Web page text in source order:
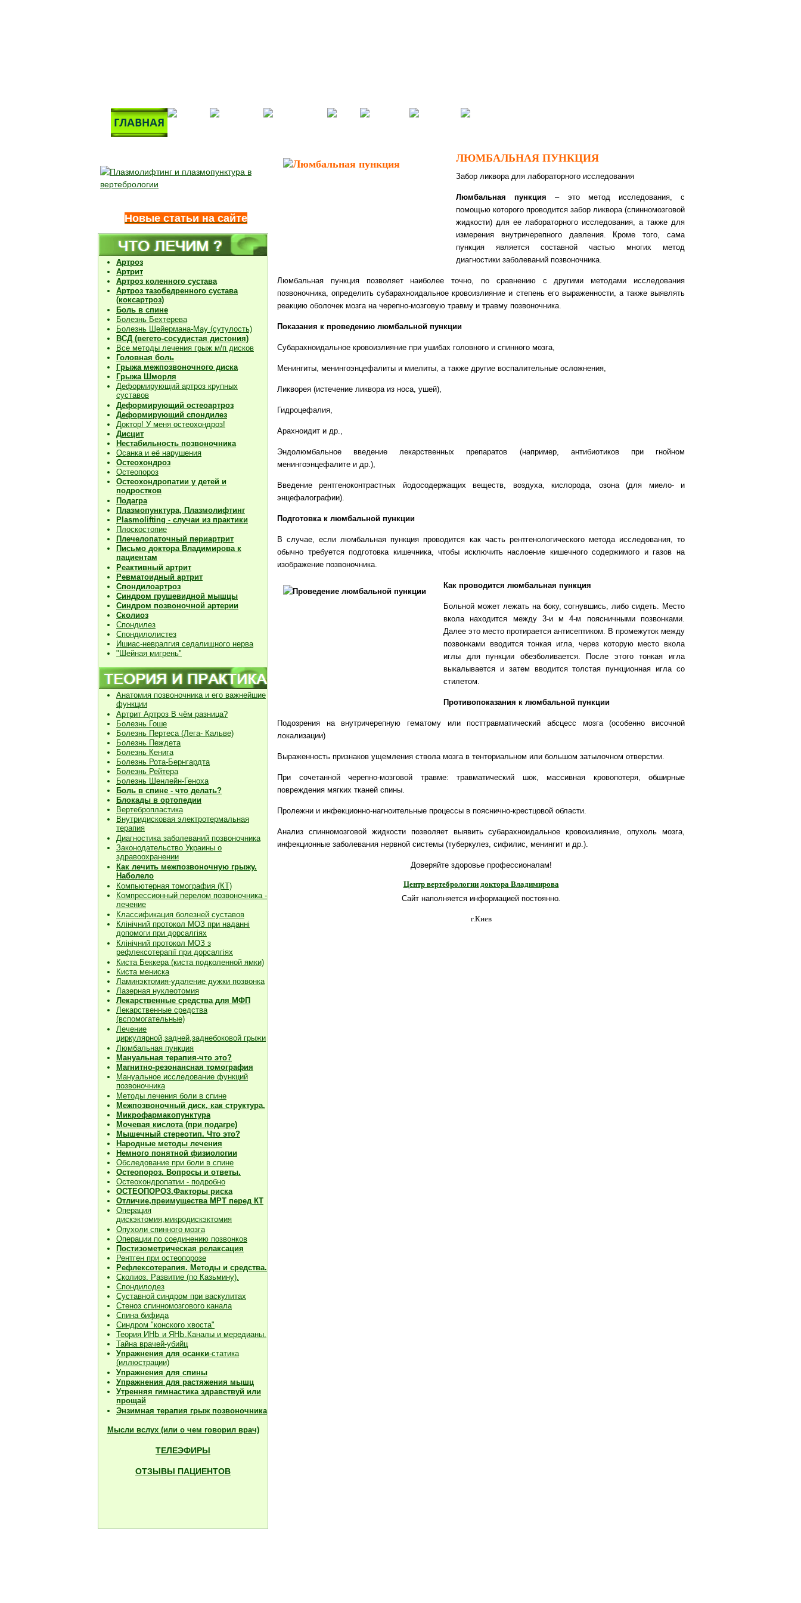
Новые статьи на сайте
Артроз
Артрит
Артроз коленного сустава
Артроз тазобедренного сустава
(коксартроз)
Боль в спине
Болезнь Бехтерева
Болезнь Шейермана-Мау (сутулость)
ВСД (вегето-сосудистая дистония)
Все методы лечения грыж м/п дисков
Головная боль
Грыжа межпозвоночного диска
Грыжа Шморля
Деформирующий артроз крупных
суставов
Деформирующий остеоартроз
Деформирующий спондилез
Доктор! У меня остеохондроз!
Дисцит
Нестабильность позвоночника
Осанка и её нарушения
Остеохондроз
Остеопороз
Остеохондропатии у детей и
подростков
Подагра
Плазмопунктура, Плазмолифтинг
Plasmolifting - случаи из практики
Плоскостопие
Плечелопаточный периартрит
Письмо доктора Владимирова к
пациентам
Реактивный артрит
Ревматоидный артрит
Спондилоартроз
Синдром грушевидной мышцы
Синдром позвоночной артерии
Сколиоз
Спондилез
Спондилолистез
Ишиас-невралгия седалищного нерва
"Шейная мигрень"
Анатомия позвоночника и его важнейшие
функции
Артрит Артроз В чём разница?
Болезнь Гоше
Болезнь Пертеса (Лега- Кальве)
Болезнь Пеждета
Болезнь Кенига
Болезнь Рота-Бернгардта
Болезнь Рейтера
Болезнь Шенлейн-Геноха
Боль в спине - что делать?
Блокады в ортопедии
Вертебропластика
Внутридисковая электротермальная
терапия
Диагностика заболеваний позвоночника
Законодательство Украины о
здравоохранении
Как лечить межпозвоночную грыжу.
Наболело
Компьютерная томография (КТ)
Компрессионный перелом позвоночника -
лечение
Классификация болезней суставов
Клiнiчний протокол МОЗ при наданнi
допомоги при дорсалгiях
Клiнiчний протокол МОЗ з
рефлексотерапiї при дорсалгіях
Киста Беккера (киста подколенной ямки)
Киста мениска
Ламинэктомия-удаление дужки позвонка
Лазерная нуклеотомия
Лекарственные средства для МФП
Лекарственные средства
(вспомогательные)
Лечение
циркулярной,задней,заднебоковой грыжи
Люмбальная пункция
Мануальная терапия-что это?
Магнитно-резонансная томография
Мануальное исследование функций
позвоночника
Методы лечения боли в спине
Межпозвоночный диск, как структура.
Микрофармакопунктура
Мочевая кислота (при подагре)
Мышечный стереотип. Что это?
Народные методы лечения
Немного понятной физиологии
Обследование при боли в спине
Остеопороз. Вопросы и ответы.
Остеохондропатии - подробно
ОСТЕОПОРОЗ.Факторы риска
Отличие,преимущества МРТ перед КТ
Операция
дискэктомия,микродискэктомия
Опухоли спинного мозга
Операции по соединению позвонков
Постизометрическая релаксация
Рентген при остеопорозе
Рефлексотерапия. Методы и средства.
Сколиоз. Развитие (по Казьмину).
Спондилодез
Суставной синдром при васкулитах
Стеноз спинномозгового канала
Спина бифида
Синдром "конского хвоста"
Теория ИНЬ и ЯНЬ.Каналы и мередианы.
Тайна врачей-убийц
Упражнения для осанки-статика
(иллюстрации)
Упражнения для спины
Упражнения для растяжения мышц
Утренняя гимнастика здравствуй или
прощай
Энзимная терапия грыж позвоночника
Мысли вслух (или о чем говорил врач)
ТЕЛЕЭФИРЫ
ОТЗЫВЫ ПАЦИЕНТОВ
ЛЮМБАЛЬНАЯ ПУНКЦИЯ
Забор ликвора для лабораторного исследования
Люмбальная пункция– это метод исследования, с
помощью которого проводится забор ликвора (спинномозговой
жидкости) для ее лабораторного исследования, а также для
измерения внутричерепного давления. Кроме того, сама
пункция является составной частью многих метод
диагностики заболеваний позвоночника.
Люмбальная пункция позволяет наиболее точно, по сравнению с другими методами исследования
позвоночника, определить субарахноидальное кровоизлияние и степень его выраженности, а также выявлять
реакцию оболочек мозга на черепно-мозговую травму и травму позвоночника.
Показания к проведению люмбальной пункции
Субарахноидальное кровоизлияние при ушибах головного и спинного мозга,
Менингиты, менингоэнцефалиты и миелиты, а также другие воспалительные осложнения,
Ликворея (истечение ликвора из носа, ушей),
Гидроцефалия,
Арахноидит и др.,
Эндолюмбальное введение лекарственных препаратов (например, антибиотиков при гнойном
менингоэнцефалите и др.),
Введение рентгеноконтрастных йодосодержащих веществ, воздуха, кислорода, озона (для миело- и
энцефалографии).
Подготовка к люмбальной пункции
В случае, если люмбальная пункция проводится как часть рентгенологического метода исследования, то
обычно требуется подготовка кишечника, чтобы исключить наслоение кишечного содержимого и газов на
изображение позвоночника.
Как проводится люмбальная пункция
Больной может лежать на боку, согнувшись, либо сидеть. Место
вкола находится между 3-и м 4-м поясничными позвонками.
Далее это место протирается антисептиком. В промежуток между
позвонками вводится тонкая игла, через которую место вкола
иглы для пункции обезболивается. После этого тонкая игла
выкалывается и затем вводится толстая пункционная игла со
стилетом.
Противопоказания к люмбальной пункции
Подозрения на внутричерепную гематому или посттравматический абсцесс мозга (особенно височной
локализации)
Выраженность признаков ущемления ствола мозга в тенториальном или большом затылочном отверстии.
При сочетанной черепно-мозговой травме: травматический шок, массивная кровопотеря, обширные
повреждения мягких тканей спины.
Пролежни и инфекционно-нагноительные процессы в пояснично-крестцовой области.
Анализ спинномозговой жидкости позволяет выявить субарахноидальное кровоизлияние, опухоль мозга,
инфекционные заболевания нервной системы (туберкулез, сифилис, менингит и др.).
Доверяйте здоровье профессионалам!
Центр вертебрологии доктора Владимирова
Сайт наполняется информацией постоянно.
г.Киев